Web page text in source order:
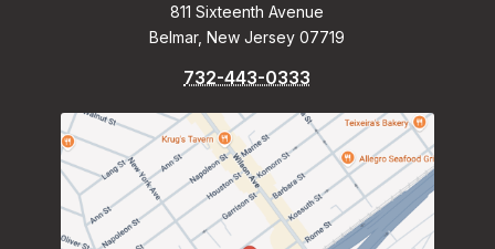
811 Sixteenth Avenue
Belmar, New Jersey 07719
732-443-0333